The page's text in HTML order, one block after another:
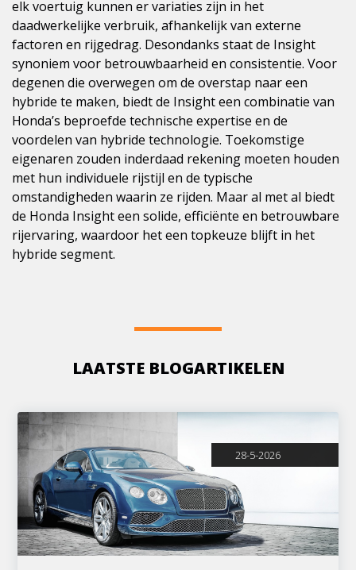
elk voertuig kunnen er variaties zijn in het
daadwerkelijke verbruik, afhankelijk van externe
factoren en rijgedrag. Desondanks staat de Insight
synoniem voor betrouwbaarheid en consistentie. Voor
degenen die overwegen om de overstap naar een
hybride te maken, biedt de Insight een combinatie van
Honda’s beproefde technische expertise en de
voordelen van hybride technologie. Toekomstige
eigenaren zouden inderdaad rekening moeten houden
met hun individuele rijstijl en de typische
omstandigheden waarin ze rijden. Maar al met al biedt
de Honda Insight een solide, efficiënte en betrouwbare
rijervaring, waardoor het een topkeuze blijft in het
hybride segment.
LAATSTE BLOGARTIKELEN
28-5-2026